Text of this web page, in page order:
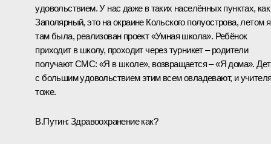
удовольствием. У нас даже в таких населённых пунктах, как
Заполярный, это на окраине Кольского полуострова, летом я
там была, реализован проект «Умная школа». Ребёнок
приходит в школу, проходит через турникет – родители
получают СМС: «Я в школе», возвращается – «Я дома».
с большим удовольствием этим всем овладевают, и
тоже.
В.Путин: Здравоохранение как?